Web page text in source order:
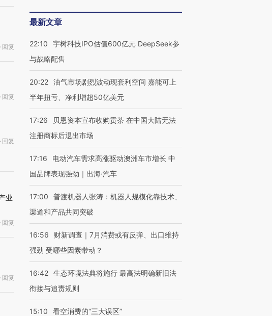
· 回复
· 回复
· 回复
业
· 回复
· 回复
最新文章
22:10
宇树科技IPO估值600亿元 DeepSeek参
与战略配售
20:22 油气市场剧烈波动现套利空间 嘉能可上
半年扭亏、净利增超50亿美元
17:26
贝恩资本宣布收购贡茶 在中国大陆无法
注册商标后退出市场
17:16
电动汽车需求高涨驱动澳洲车市增长 中
国品牌表现强劲｜出海·汽车
17:00
普渡机器人张涛：机器人规模化靠技术、
渠道和产品共同突破
16:56
财新调查｜7月消费或有反弹、出口维持
强劲 受哪些因素带动？
16:42 生态环境法典将施行 最高法明确新旧法
衔接与追责规则
15:10 看空消费的“三大误区”